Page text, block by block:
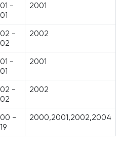
-
2001
-
2002
-
2001
-
2002
-
2000,2001,2002,2004